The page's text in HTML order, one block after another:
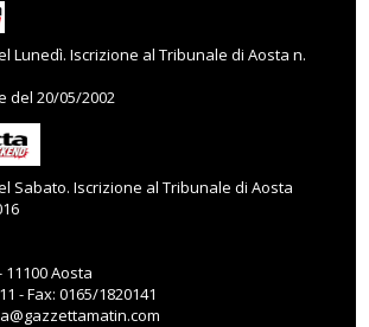
Lunedì. Iscrizione al Tribunale di Aosta n.
del 20/05/2002
Sabato. Iscrizione al Tribunale di Aosta
11100 Aosta
- Fax: 0165/1820141